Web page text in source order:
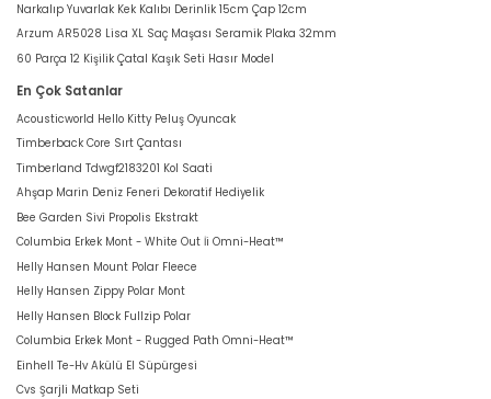
Narkalıp Yuvarlak Kek Kalıbı Derinlik 15cm Çap 12cm
Arzum AR5028 Lisa XL Saç Maşası Seramik Plaka 32mm
60 Parça 12 Kişilik Çatal Kaşık Seti Hasır Model
En Çok Satanlar
Acousticworld Hello Kitty Peluş Oyuncak
Timberback Core Sırt Çantası
Timberland Tdwgf2183201 Kol Saati
Ahşap Marin Deniz Feneri Dekoratif Hediyelik
Bee Garden Sivi Propolis Ekstrakt
Columbia Erkek Mont - White Out İi Omni-Heat™
Helly Hansen Mount Polar Fleece
Helly Hansen Zippy Polar Mont
Helly Hansen Block Fullzip Polar
Columbia Erkek Mont - Rugged Path Omni-Heat™
Einhell Te-Hv Akülü El Süpürgesi
Cvs Şarjli Matkap Seti